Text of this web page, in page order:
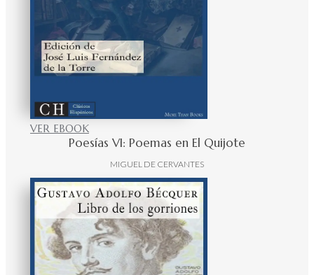
VER EBOOK
Poesías VI: Poemas en El Quijote
MIGUEL DE CERVANTES